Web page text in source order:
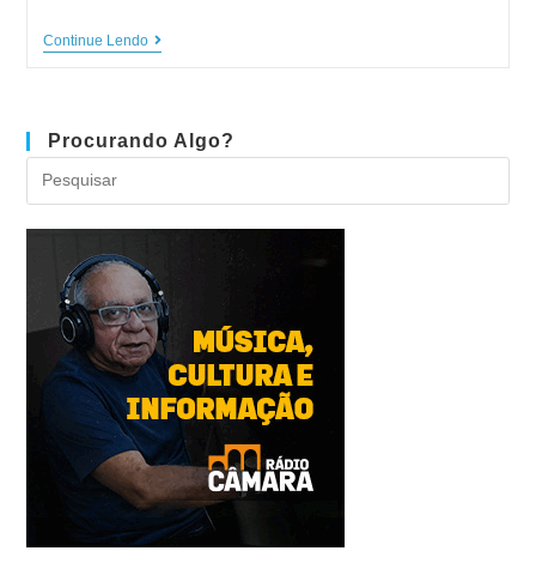
Continue Lendo
Procurando Algo?